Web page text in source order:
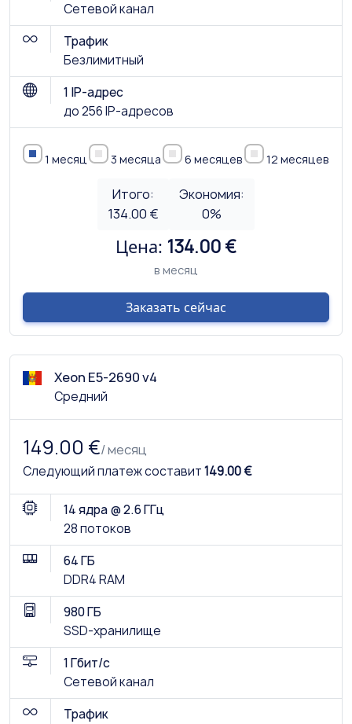
Сетевой канал
Трафик
Безлимитный
1 IP-адрес
до 256 IP-адресов
1 месяц 3 месяца 6 месяцев 12 месяцев
Итого:
134.00 €
Экономия:
0%
Цена: 134.00 €
в месяц
Заказать сейчас
Xeon E5-2690 v4
Средний
149.00 €/ месяц
Следующий платеж составит149.00 €
14 ядра @ 2.6 ГГц
28 потоков
64 ГБ
DDR4 RAM
980 ГБ
SSD-хранилище
1 Гбит/с
Сетевой канал
Трафик